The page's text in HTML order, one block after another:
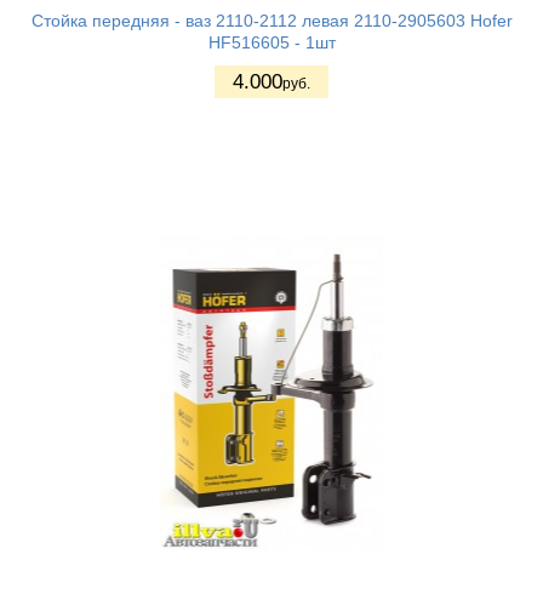
Стойка передняя - ваз 2110-2112 левая 2110-2905603 Hofer
HF516605 - 1шт
4.000руб.